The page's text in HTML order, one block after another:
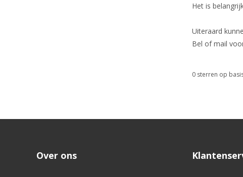
Het is
Uiteraard
Bel of mail
0sterren op
Over ons